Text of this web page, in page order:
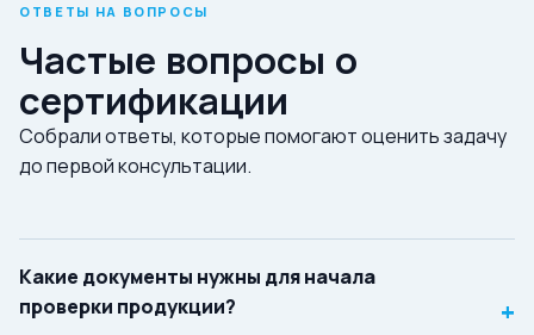
ОТВЕТЫ НА ВОПРОСЫ
Частые вопросы о
сертификации
Собрали ответы, которые помогают оценить задачу
до первой консультации.
Какие документы нужны для начала
проверки продукции?
+